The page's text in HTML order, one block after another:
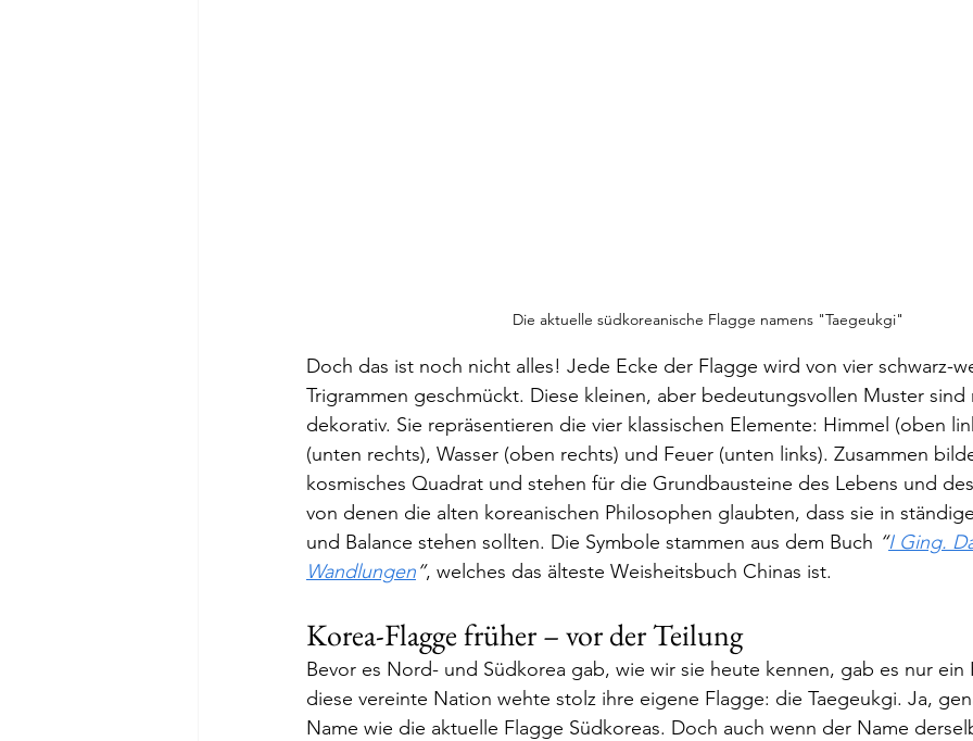
Die aktuelle südkoreanische Flagge namens "Taegeukgi"
Doch das ist noch nicht alles! Jede Ecke der Flagge wird von vier schwarz-
Trigrammen geschmückt. Diese kleinen, aber bedeutungsvollen Muster sind
dekorativ. Sie repräsentieren die vier klassischen Elemente: Himmel (oben
(unten rechts), Wasser (oben rechts) und Feuer (unten links). Zusammen
kosmisches Quadrat und stehen für die Grundbausteine des Lebens und
von denen die alten koreanischen Philosophen glaubten, dass sie in
und Balance stehen sollten. Die Symbole stammen aus dem Buch “I Ging.
Wandlungen”, welches das älteste Weisheitsbuch Chinas ist.
Korea-Flagge früher – vor der Teilung
Bevor es Nord- und Südkorea gab, wie wir sie heute kennen, gab es nur ein
diese vereinte Nation wehte stolz ihre eigene Flagge: die Taegeukgi. Ja,
Name wie die aktuelle Flagge Südkoreas. Doch auch wenn der Name